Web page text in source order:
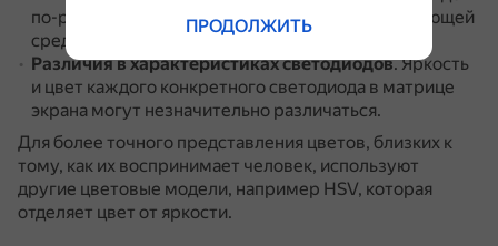
по-разному в зависимости от яркости и окружающей
среды.
Различия в характеристиках светодиодов.Яркость
и цвет каждого конкретного светодиода в матрице
экрана могут незначительно различаться.
Для более точного представления цветов, близких к
тому, как их воспринимает человек, используют
другие цветовые модели, например HSV, которая
отделяет цвет от яркости.
ПРОДОЛЖИТЬ